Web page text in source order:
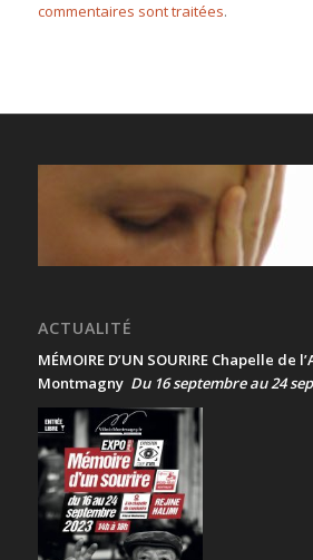
commentaires sont traitées.
ACTUALITÉ
MÉMOIRE D’UN SOURIRE Chapelle de
Montmagny Du 16 septembre au 24